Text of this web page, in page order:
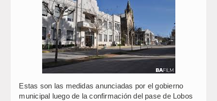
Estas son las medidas anunciadas por el gobierno
municipal luego de la confirmación del pase de Lobos